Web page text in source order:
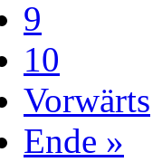
9
10
Vorwärts
Ende »